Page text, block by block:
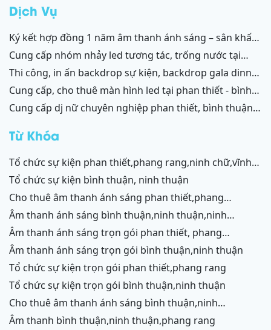
Dịch Vụ
ký kết hợp đồng 1 năm âm thanh ánh sáng – sân khấu
resort mũi né, tiến thành, kê gà, phan thiết, ninh thuận
cung cấp nhóm nhảy led tương tác, trống nước tại
ninh thuận – bình thuận
thi công, in ấn backdrop sự kiện, backdrop gala dinner,
backdrop team building, backdrop cánh gà, chữ nổi
3d, chữ nổi từ formex, chữ nổi hộp đèn led và ốp alu
phan thiết, bình thuận - ninh thuận - ninh chữ - phan
cung cấp, cho thuê màn hình led tại phan thiết - bình
thuận, ninh thuận - ninh chữ - phang rang
cung cấp dj nữ chuyên nghiệp phan thiết, bình thuận;
Từ Khóa
tổ chức sự kiện phan thiết,phang rang,ninh chữ,vĩnh
hy,cam ranh
tổ chức sự kiện bình thuận, ninh thuận
cho thuê âm thanh ánh sáng phan thiết,phang
rang,ninh chữ,vĩnh hy,cam ranh
âm thanh ánh sáng bình thuận,ninh thuận,ninh
chữ,vĩnh hy,cam ranh
âm thanh ánh sáng trọn gói phan thiết, phang
rang,cam ranh
âm thanh ánh sáng trọn gói bình thuận,ninh thuận
tổ chức sự kiện trọn gói phan thiết,phang rang
tổ chức sự kiện trọn gói bình thuận,ninh thuận
cho thuê âm thanh ánh sáng bình thuận,ninh
thuận,ninh chữ,vĩnh hy,phang rang,cam ranh
âm thanh bình thuận,ninh thuận,phang rang